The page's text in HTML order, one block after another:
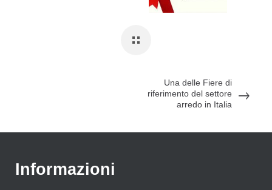
Una delle Fiere di
riferimento del settore
arredo in Italia
Informazioni